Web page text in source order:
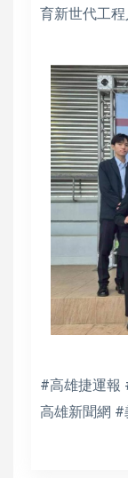
育新世代工
#高雄捷運報
高雄新聞網 #